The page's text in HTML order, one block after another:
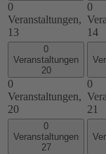
0
Veranstaltungen,
13
0
14
0
Veranstaltungen
20
0
Veranstaltungen,
20
0
21
0
Veranstaltungen
27